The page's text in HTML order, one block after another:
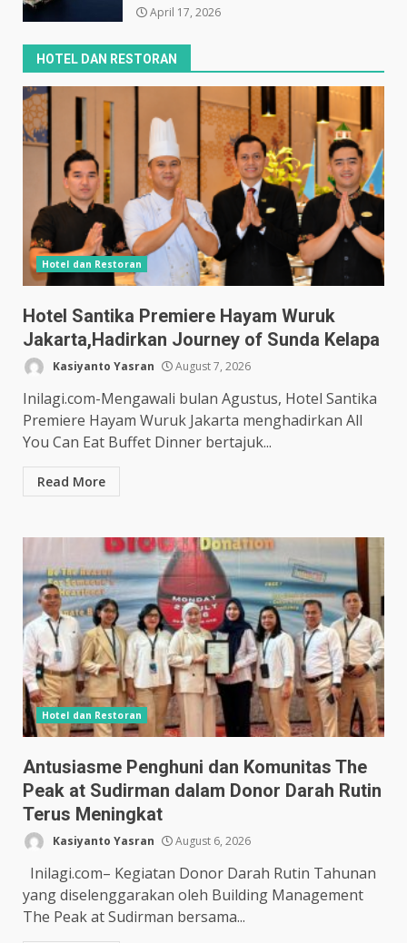
April 17, 2026
HOTEL DAN RESTORAN
Hotel dan Restoran
Hotel Santika Premiere Hayam Wuruk
Jakarta,Hadirkan Journey of Sunda Kelapa
Kasiyanto Yasran August 7, 2026
Inilagi.com-Mengawali bulan Agustus, Hotel Santika
Premiere Hayam Wuruk Jakarta menghadirkan All
You Can Eat Buffet Dinner bertajuk...
Read More
Hotel dan Restoran
Antusiasme Penghuni dan Komunitas The
Peak at Sudirman dalam Donor Darah Rutin
Terus Meningkat
Kasiyanto Yasran August 6, 2026
Inilagi.com– Kegiatan Donor Darah Rutin Tahunan
yang diselenggarakan oleh Building Management
The Peak at Sudirman bersama...